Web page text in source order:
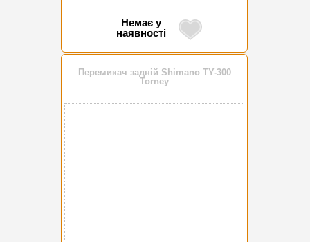
Немає у
наявності
Перемикач задній Shimano TY-300
Torney